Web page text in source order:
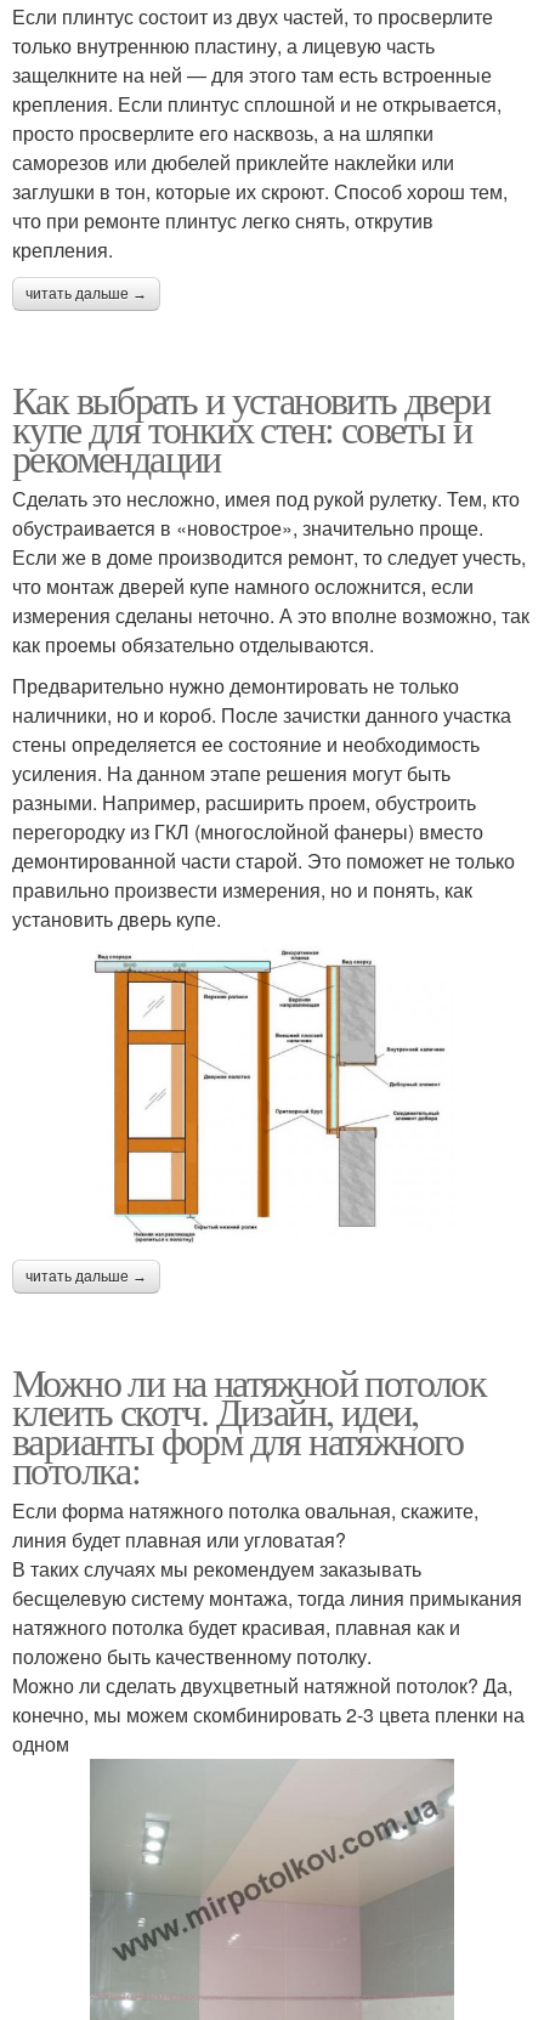
Если плинтус состоит из двух частей, то просверлите
только внутреннюю пластину, а лицевую часть
защелкните на ней — для этого там есть встроенные
крепления. Если плинтус сплошной и не открывается,
просто просверлите его насквозь, а на шляпки
саморезов или дюбелей приклейте наклейки или
заглушки в тон, которые их скроют. Способ хорош тем,
что при ремонте плинтус легко снять, открутив
крепления.
читать дальше →
Как выбрать и установить двери
купе для тонких стен: советы и
рекомендации
Сделать это несложно, имея под рукой рулетку. Тем, кто
обустраивается в «новострое», значительно проще.
Если же в доме производится ремонт, то следует учесть,
что монтаж дверей купе намного осложнится, если
измерения сделаны неточно. А это вполне возможно, так
как проемы обязательно отделываются.
Предварительно нужно демонтировать не только
наличники, но и короб. После зачистки данного участка
стены определяется ее состояние и необходимость
усиления. На данном этапе решения могут быть
разными. Например, расширить проем, обустроить
перегородку из ГКЛ (многослойной фанеры) вместо
демонтированной части старой. Это поможет не только
правильно произвести измерения, но и понять, как
установить дверь купе.
читать дальше →
Можно ли на натяжной потолок
клеить скотч. Дизайн, идеи,
варианты форм для натяжного
потолка:
Если форма натяжного потолка овальная, скажите,
линия будет плавная или угловатая?
В таких случаях мы рекомендуем заказывать
бесщелевую систему монтажа, тогда линия примыкания
натяжного потолка будет красивая, плавная как и
положено быть качественному потолку.
Можно ли сделать двухцветный натяжной потолок? Да,
конечно, мы можем скомбинировать 2-3 цвета пленки на
одном